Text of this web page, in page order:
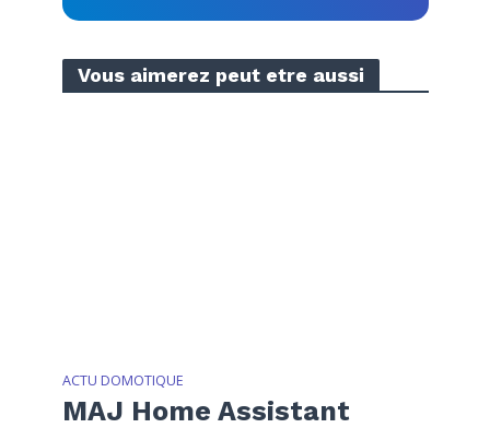
Vous aimerez peut etre aussi
ACTU DOMOTIQUE
MAJ Home Assistant